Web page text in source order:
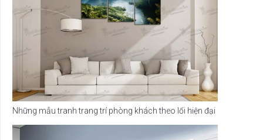
Những mẫu tranh trang trí phòng khách theo lối hiện đại